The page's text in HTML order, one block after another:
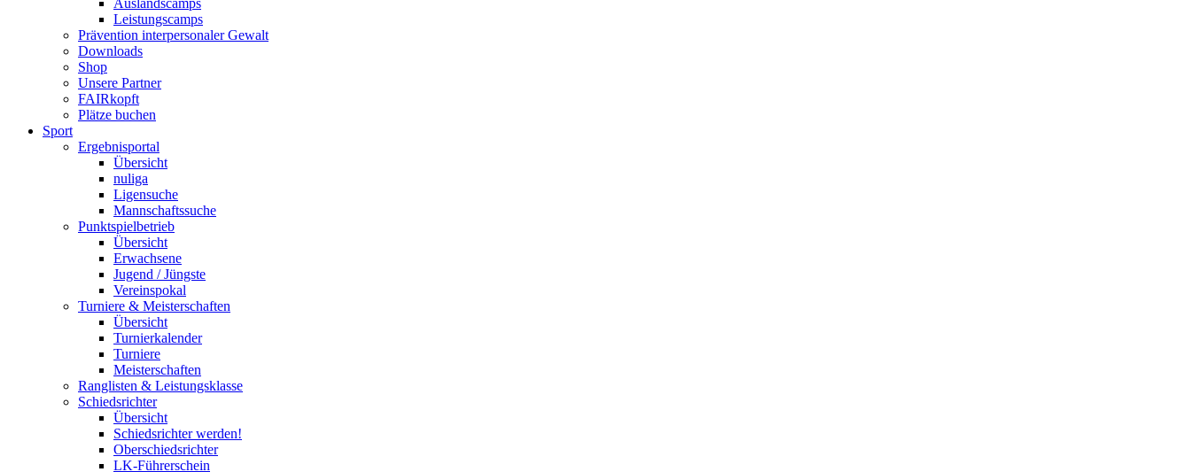
Auslandscamps
Leistungscamps
Prävention interpersonaler Gewalt
Downloads
Shop
Unsere Partner
FAIRkopft
Plätze buchen
Sport
Ergebnisportal
Übersicht
nuliga
Ligensuche
Mannschaftssuche
Punktspielbetrieb
Übersicht
Erwachsene
Jugend / Jüngste
Vereinspokal
Turniere & Meisterschaften
Übersicht
Turnierkalender
Turniere
Meisterschaften
Ranglisten & Leistungsklasse
Schiedsrichter
Übersicht
Schiedsrichter werden!
Oberschiedsrichter
LK-Führerschein